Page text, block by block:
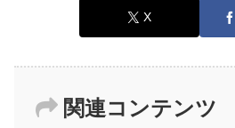
X
関連コンテンツ